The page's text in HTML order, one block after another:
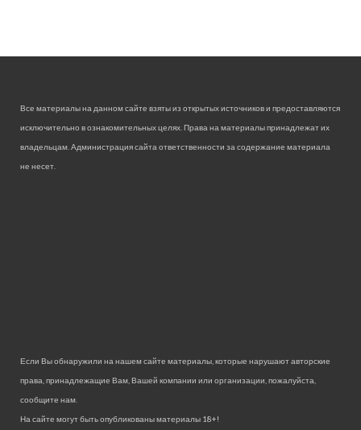
Все материалы на данном сайте взяты из открытых источников и предоставляются
исключительно в ознакомительных целях. Права на материалы принадлежат их
владельцам. Администрация сайта ответственности за содержание материала
не несет.
Если Вы обнаружили на нашем сайте материалы, которые нарушают авторские
права, принадлежащие Вам, Вашей компании или организации, пожалуйста,
сообщите нам.
На сайте могут быть опубликованы материалы 18+!